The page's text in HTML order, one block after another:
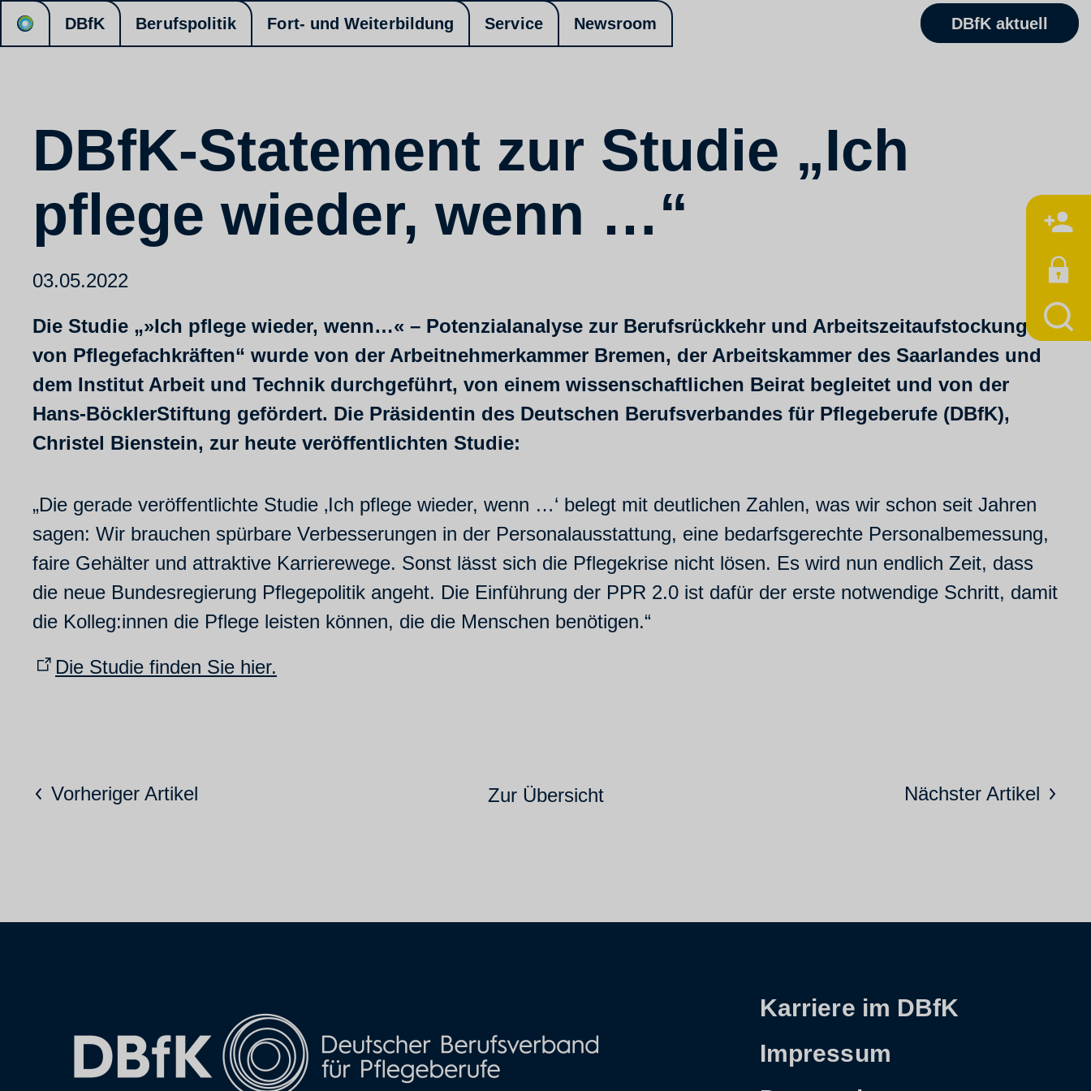
DBfK Berufspolitik Fort- und Weiterbildung Service Newsroom DBfK aktuell
DBfK-Statement zur Studie „Ich
pflege wieder, wenn …“
03.05.2022
Die Studie „»Ich pflege wieder, wenn…« – Potenzialanalyse zur Berufsrückkehr und Arbeitszeitaufstockung
von Pflegefachkräften“ wurde von der Arbeitnehmerkammer Bremen, der Arbeitskammer des Saarlandes und
dem Institut Arbeit und Technik durchgeführt, von einem wissenschaftlichen Beirat begleitet und von der
Hans-BöcklerStiftung gefördert. Die Präsidentin des Deutschen Berufsverbandes für Pflegeberufe (DBfK),
Christel Bienstein, zur heute veröffentlichten Studie:
„Die gerade veröffentlichte Studie ‚Ich pflege wieder, wenn …‘ belegt mit deutlichen Zahlen, was wir schon seit Jahren
sagen: Wir brauchen spürbare Verbesserungen in der Personalausstattung, eine bedarfsgerechte Personalbemessung,
faire Gehälter und attraktive Karrierewege. Sonst lässt sich die Pflegekrise nicht lösen. Es wird nun endlich Zeit, dass
die neue Bundesregierung Pflegepolitik angeht. Die Einführung der PPR 2.0 ist dafür der erste notwendige Schritt, damit
die Kolleg:innen die Pflege leisten können, die die Menschen benötigen.“
Die Studie finden Sie hier.
Vorheriger Artikel Zur Übersicht Nächster Artikel
Karriere im DBfK
Impressum